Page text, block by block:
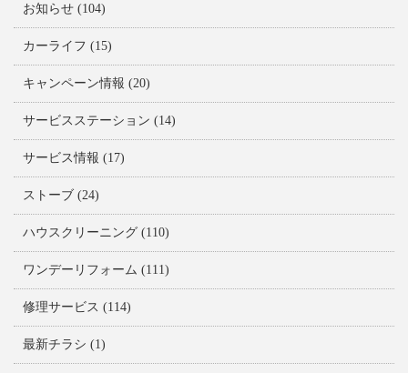
お知らせ (104)
カーライフ (15)
キャンペーン情報 (20)
サービスステーション (14)
サービス情報 (17)
ストーブ (24)
ハウスクリーニング (110)
ワンデーリフォーム (111)
修理サービス (114)
最新チラシ (1)